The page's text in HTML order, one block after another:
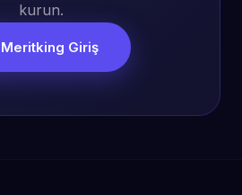
kurun.
Meritking Giriş